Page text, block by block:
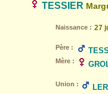
TESSIER
Naissance : 27
Père :
Mère :
Union :